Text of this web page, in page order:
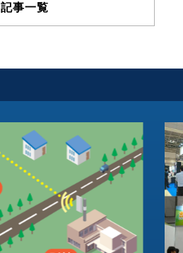
記事一覧